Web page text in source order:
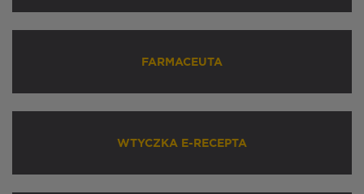
FARMACEUTA
WTYCZKA E-RECEPTA